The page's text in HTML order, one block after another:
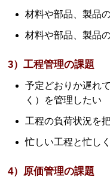
材料や部品、製品
材料や部品、製品
3）工程管理の課題
予定どおりか遅れ
く）を管理したい
工程の負荷状況を
忙しい工程と忙し
4）原価管理の課題